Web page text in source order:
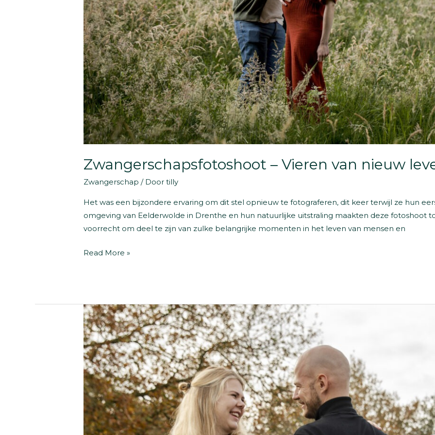
Zwangerschapsfotoshoot – Vieren van nieuw
Zwangerschap / Doortilly
Het was een bijzondere ervaring om dit stel opnieuw te fotograferen, dit keer terwijl ze hun
omgeving van Eelderwolde in Drenthe en hun natuurlijke uitstraling maakten deze fotoshoot
voorrecht om deel te zijn van zulke belangrijke momenten in het leven van mensen en
Zwangerschapsfotoshoot
nieuw
leven
Read More »